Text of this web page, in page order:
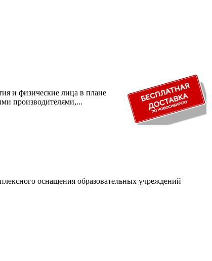
и физические лица в плане
производителями,...
оснащения образовательных учреждений